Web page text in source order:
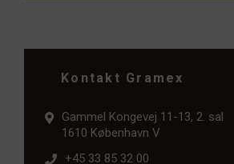
Kontakt Gramex
Gammel Kongevej 11-13, 2. sal
1610 København V
+45 33 85 32 00